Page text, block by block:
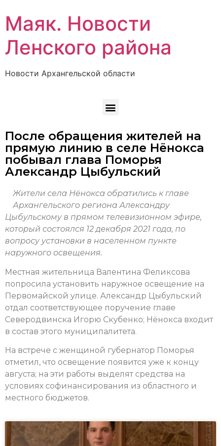
Маяк. Новости
Ленского района
Новости Архангельской области
После обращения жителей на
прямую линию в селе Нёнокса
побывал глава Поморья
Александр Цыбульский
Жители села Нёнокса обратились к главе
Архангельского региона Александру
Цыбульскому в прямом телевизионном эфире,
который состоялся 12 декабря 2021 года, по
вопросу установки в населенном пункте
наружного освещения.
Местная жительница Валентина Феликсова
попросила установить наружное освещение на
Первомайской улице. Александр Цыбульский
отдал соответствующее поручение главе
Северодвинска Игорю Скубенко; Нёнокса входит
в состав этого муниципалитета.
На встрече с женщиной губернатор Поморья
отметил, что освещение появится уже к концу
августа; на эти работы выделят средства на
условиях софинансирования из областного и
местного бюджетов.